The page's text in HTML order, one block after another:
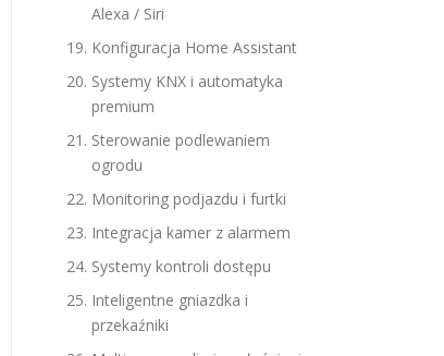
Alexa / Siri
Konfiguracja Home Assistant
Systemy KNX i automatyka
premium
Sterowanie podlewaniem
ogrodu
Monitoring podjazdu i furtki
Integracja kamer z alarmem
Systemy kontroli dostępu
Inteligentne gniazdka i
przekaźniki